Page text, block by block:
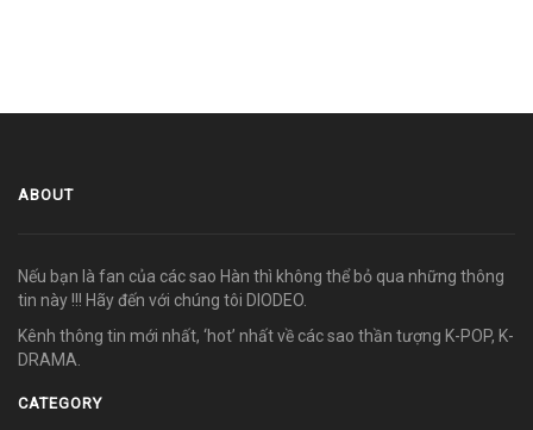
ABOUT
Nếu bạn là fan của các sao Hàn thì không thể bỏ qua những thông
tin này !!! Hãy đến với chúng tôi DIODEO.
Kênh thông tin mới nhất, ‘hot’ nhất về các sao thần tượng K-POP, K-
DRAMA.
CATEGORY